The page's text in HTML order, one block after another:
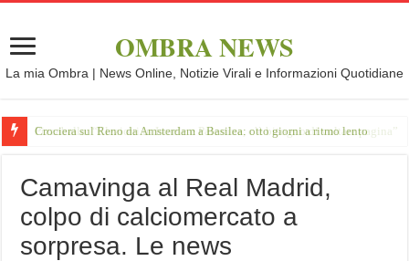
OMBRA NEWS
La mia Ombra | News Online, Notizie Virali e Informazioni Quotidiane
Crociera sul Reno da Amsterdam a Basilea: otto giorni a ritmo lento
Camavinga al Real Madrid,
colpo di calciomercato a
sorpresa. Le news